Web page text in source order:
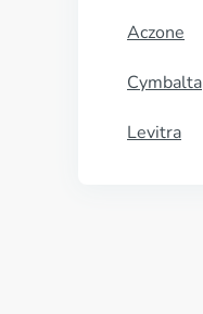
Aczone
Cymbalta
Levitra